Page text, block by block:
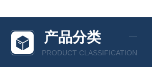
产品分类
PRODUCT CLASSIFICATION